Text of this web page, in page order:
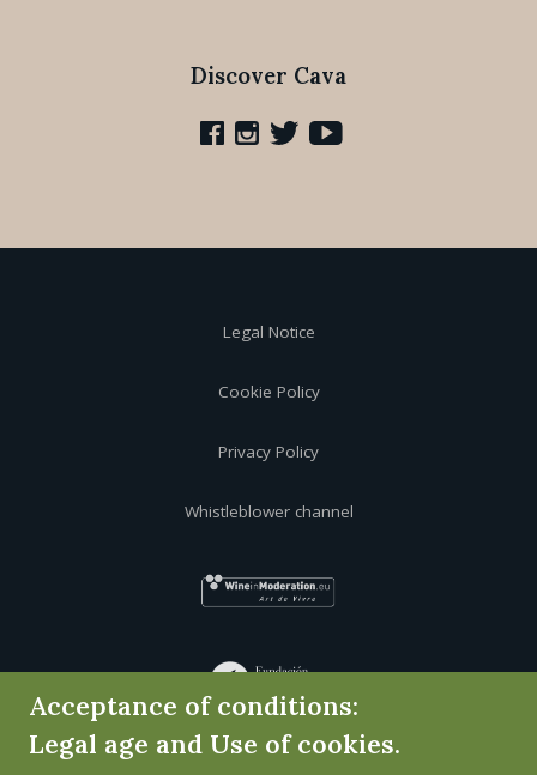
Discover Cava
Legal Notice
Cookie Policy
Privacy Policy
Whistleblower channel
Acceptance of conditions:
Legal age and Use of cookies.